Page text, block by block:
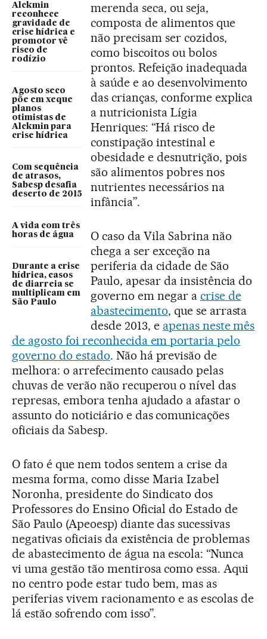
Alckmin
reconhece
gravidade de
crise hídrica e
promotor vê
risco de
rodízio
Agosto seco
põe em xeque
planos
otimistas de
Alckmin para
crise hídrica
Com sequência
de atrasos,
Sabesp desafia
deserto de 2015
A vida com três
horas de água
Durante a crise
hídrica, casos
de diarreia se
multiplicam em
São Paulo
merenda seca, ou seja,
composta de alimentos que
não precisam ser cozidos,
como biscoitos ou bolos
prontos. Refeição inadequada
à saúde e ao desenvolvimento
das crianças, conforme explica
a nutricionista Lígia
Henriques: “Há risco de
constipação intestinal e
obesidade e desnutrição, pois
são alimentos pobres nos
nutrientes necessários na
infância”.
O caso da Vila Sabrina não
chega a ser exceção na
periferia da cidade de São
Paulo, apesar da insistência do
governo em negar a crise de
abastecimento, que se arrasta
desde 2013, e apenas neste mês
de agosto foi reconhecida em portaria pelo
governo do estado. Não há previsão de
melhora: o arrefecimento causado pelas
chuvas de verão não recuperou o nível das
represas, embora tenha ajudado a afastar o
assunto do noticiário e das comunicações
oficiais da Sabesp.
O fato é que nem todos sentem a crise da
mesma forma, como disse Maria Izabel
Noronha, presidente do Sindicato dos
Professores do Ensino Oficial do Estado de
São Paulo (Apeoesp) diante das sucessivas
negativas oficiais da existência de problemas
de abastecimento de água na escola: “Nunca
vi uma gestão tão mentirosa como essa. Aqui
no centro pode estar tudo bem, mas as
periferias vivem racionamento e as escolas de
lá estão sofrendo com isso”.